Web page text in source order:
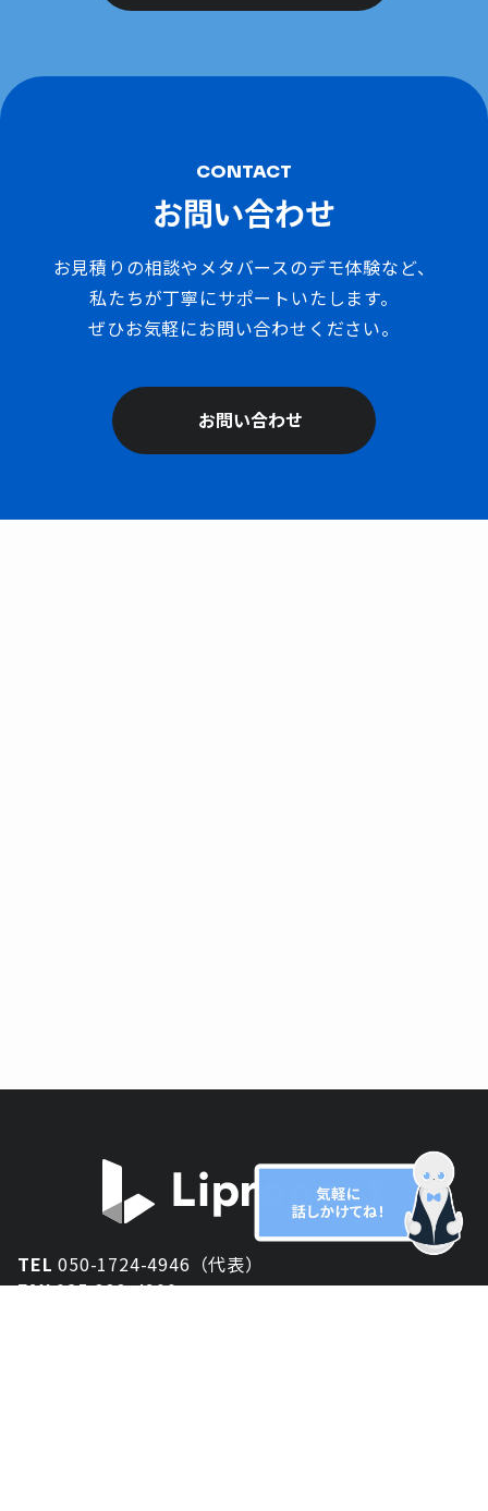
CONTACT
お問い合わせ
お見積りの相談やメタバースのデモ体験など、
私たちが丁寧にサポートいたします。
ぜひお気軽にお問い合わせください。
お問い合わせ
TEL050-1724-4946（代表）
FAX025-333-4900